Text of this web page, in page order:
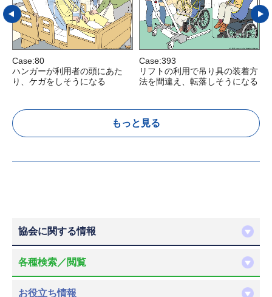
Case:80
ハンガーが利用者の頭にあた
り、ケガをしそうになる
Case:393
リフトの利用で吊り具の装着方
法を間違え、転落しそうになる
もっと見る
協会に関する情報
各種検索／閲覧
お役立ち情報